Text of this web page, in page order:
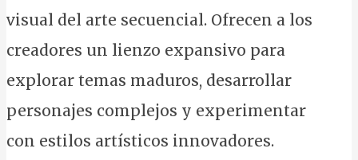
visual del arte secuencial. Ofrecen a los
creadores un lienzo expansivo para
explorar temas maduros, desarrollar
personajes complejos y experimentar
con estilos artísticos innovadores.